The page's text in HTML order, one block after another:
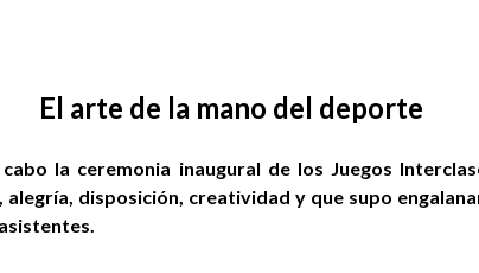
El arte de la mano del deporte
la ceremonia inaugural de los Juegos
disposición, creatividad y que supo